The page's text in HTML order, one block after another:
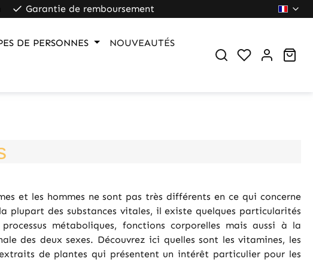
Garantie de remboursement
DE PERSONNES NOUVEAUTÉS
Du hast 0
et les hommes ne sont pas très différents en ce qui concerne
plupart des substances vitales, il existe quelques particularités
métaboliques, fonctions corporelles mais aussi à la
des deux sexes. Découvrez ici quelles sont les vitamines, les
de plantes qui présentent un intérêt particulier pour les